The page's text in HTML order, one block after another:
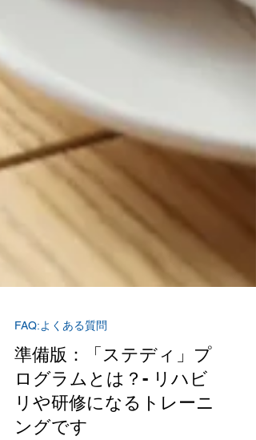
FAQ:よくある質問
準備版：「ステディ」プ
ログラムとは？- リハビ
リや研修になるトレーニ